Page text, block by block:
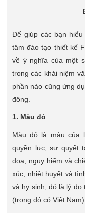
Để giúp các bạn
tâm đào tạo thiết kế
về ý nghĩa của một
trong các khái niệm
phần nào cũng ứng
đông.
1. Màu đỏ
Màu đỏ là màu của
quyền lực, sự quyết
dọa, nguy hiểm và
xúc, nhiệt huyết và
và hy sinh, đó là lý do
(trong đó có Việt